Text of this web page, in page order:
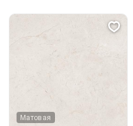
Матовая